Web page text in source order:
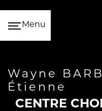
Menu
Wayne BARBASTE Saint-
Étienne
CENTRE CHORÉGRAPHIQUE